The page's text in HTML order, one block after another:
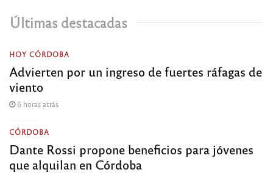
Últimas destacadas
HOY CÓRDOBA
Advierten por un ingreso de fuertes ráfagas de
viento
6 horas atrás
CÓRDOBA
Dante Rossi propone beneficios para jóvenes
que alquilan en Córdoba